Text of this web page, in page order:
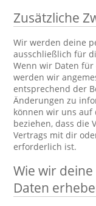
Zusätzliche
Wir werden deine
ausschließlich für
Wenn wir Daten
werden wir
entsprechend der
Änderungen zu
können wir uns auf
beziehen, dass die
Vertrags mit dir
erforderlich ist.
Wie wir
Daten